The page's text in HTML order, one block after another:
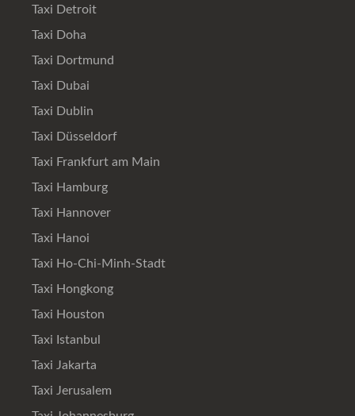
Taxi Detroit
Taxi Doha
Taxi Dortmund
Taxi Dubai
Taxi Dublin
Taxi Düsseldorf
Taxi Frankfurt am Main
Taxi Hamburg
Taxi Hannover
Taxi Hanoi
Taxi Ho-Chi-Minh-Stadt
Taxi Hongkong
Taxi Houston
Taxi Istanbul
Taxi Jakarta
Taxi Jerusalem